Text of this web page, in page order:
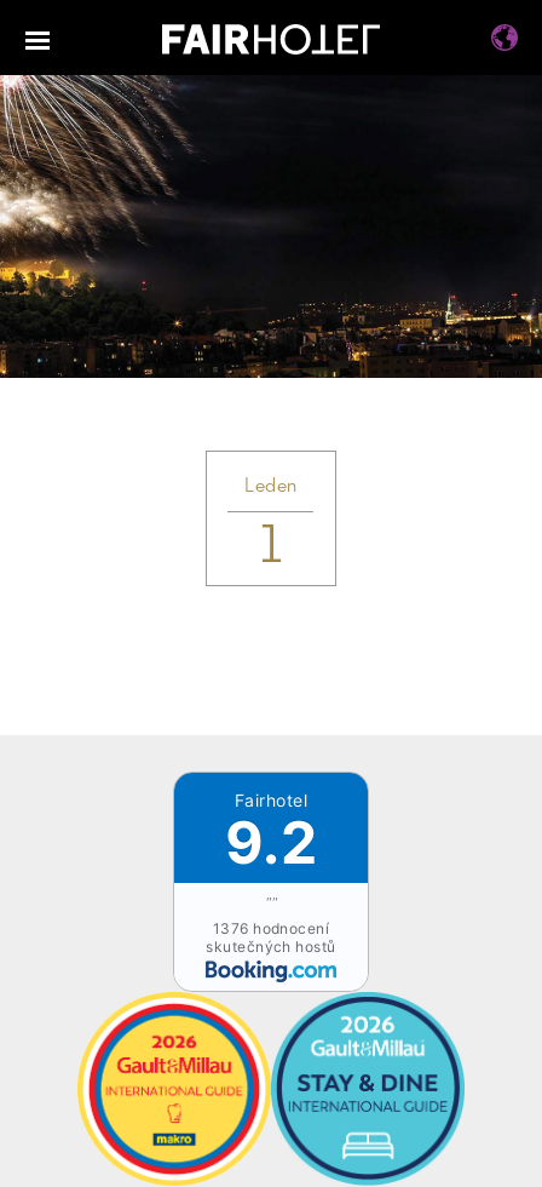
1
Leden
Fairhotel
9.2
""
1376 hodnocení
skutečných hostů